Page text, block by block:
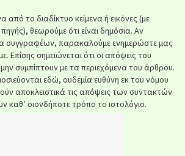
το διαδίκτυο κείμενα ή εικόνες (με
θεωρούμε ότι είναι δημόσια. Αν
συγγραφέων, παρακαλούμε ενημερώστε μας
Επίσης σημειώνεται ότι οι απόψεις του
συμπίπτουν με τα περιεχόμενα του άρθρου.
εδώ, ουδεμία ευθύνη εκ του νόμου
αποκλειστικά τις απόψεις των συντακτών
καθ’ οιονδήποτε τρόπο το ιστολόγιο.